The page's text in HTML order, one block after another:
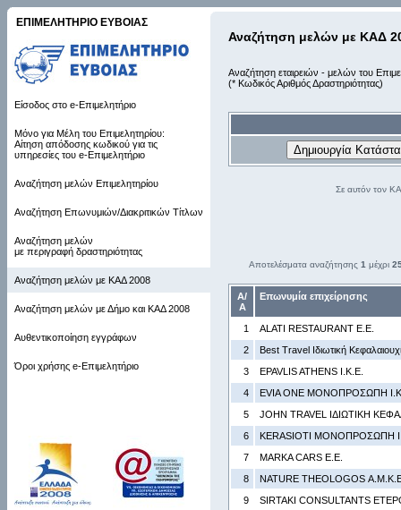
ΕΠΙΜΕΛΗΤΗΡΙΟ ΕΥΒΟΙΑΣ
Είσοδος στο e-Επιμελητήριο
Μόνο για Μέλη του Επιμελητηρίου:
Αίτηση απόδοσης κωδικού για τις
υπηρεσίες του e-Επιμελητήριο
Αναζήτηση μελών Επιμελητηρίου
Αναζήτηση Επωνυμιών/Διακριτικών Τίτλων
Αναζήτηση μελών
με περιγραφή δραστηριότητας
Αναζήτηση μελών με ΚΑΔ 2008
Αναζήτηση μελών με Δήμο και ΚΑΔ 2008
Αυθεντικοποίηση εγγράφων
Όροι χρήσης e-Επιμελητήριο
Αναζήτηση μελών με ΚΑΔ
Αναζήτηση εταιρειών - μελών του
(* Κωδικός Αριθμός Δραστηριότητας)
Σε αυτόν τον
Αποτελέσματα αναζήτησης 1 μέχρι
Α/
Α
Επωνυμία επιχείρησης
1
ALATI RESTAURANT Ε.Ε.
2
Best Travel Ιδιωτική
3
EPAVLIS ATHENS Ι.Κ.Ε.
4
EVIA ONE ΜΟΝΟΠΡΟΣΩΠΗ
5
JOHN TRAVEL ΙΔΙΩΤΙΚΗ
6
KERASIOTI ΜΟΝΟΠΡΟΣΩΠΗ
7
MARKA CARS Ε.Ε.
8
NATURE THEOLOGOS
9
SIRTAKI CONSULTANTS